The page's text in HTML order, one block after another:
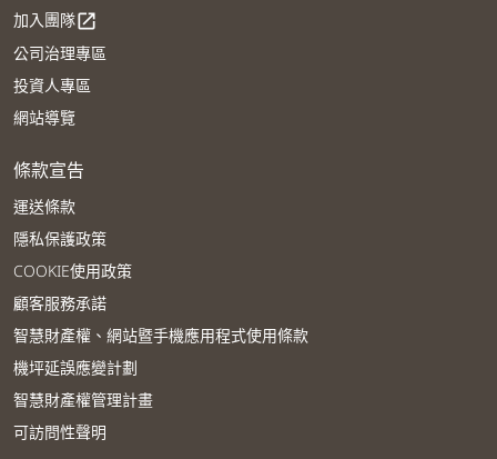
加入團隊open_in_new
公司治理專區
投資人專區
網站導覽
條款宣告
運送條款
隱私保護政策
COOKIE使用政策
顧客服務承諾
智慧財產權、網站暨手機應用程式使用條款
機坪延誤應變計劃
智慧財產權管理計畫
可訪問性聲明